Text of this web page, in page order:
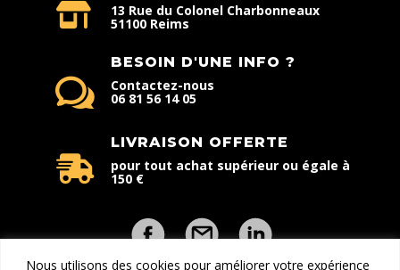
Nous utilisons des cookies pour améliorer votre expérience
13 Rue du Colonel Charbonneaux
51100 Reims
BESOIN D'UNE INFO ?
Contactez-nous
06 81 56 14 05
LIVRAISON OFFERTE
pour tout achat supérieur ou égale à
150 €